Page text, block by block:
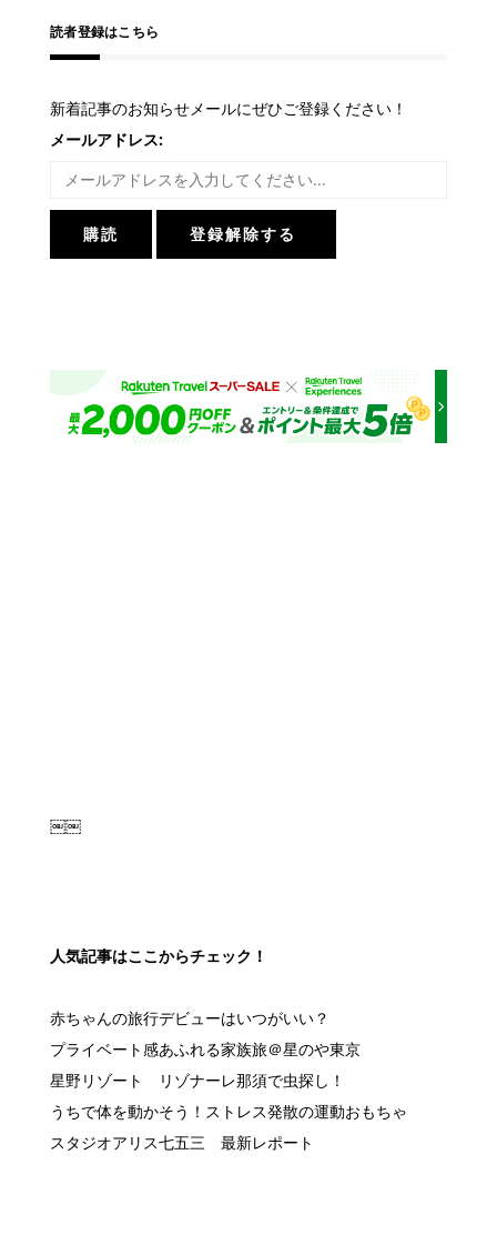
ン
読者登録はこちら
新着記事のお知らせメールにぜひご登録ください！
メールアドレス:
￼￼
人気記事はここからチェック！
赤ちゃんの旅行デビューはいつがいい？
プライベート感あふれる家族旅＠星のや東京
星野リゾート リゾナーレ那須で虫探し！
うちで体を動かそう！ストレス発散の運動おもちゃ
スタジオアリス七五三 最新レポート